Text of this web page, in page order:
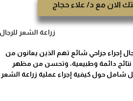
الان مع د/ علاء حجاج
إجراء جراحي شائع تهم الذين يعانون من
دائمة وطبيعية، وتحسن من مظهر
حول كيفية إجراء عملية زراعة الشعر